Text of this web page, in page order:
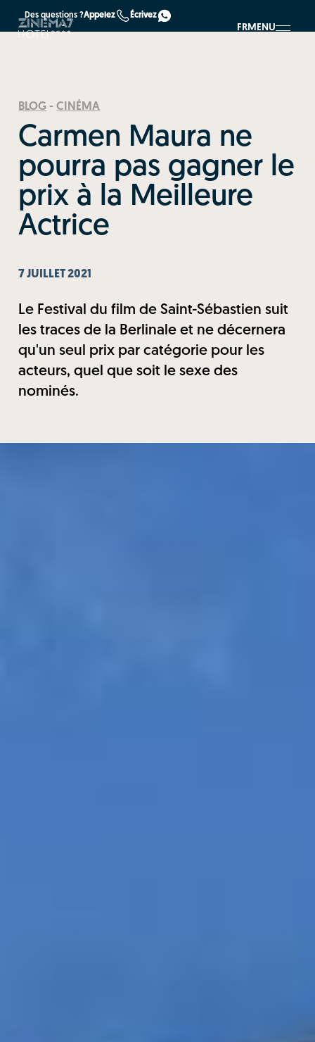
Des questions ?Appelez Écrivez
FRMENU
BLOG -CINÉMA
Carmen Maura ne
pourra pas gagner le
prix à la Meilleure
Actrice
7 JUILLET 2021
Le Festival du film de Saint-Sébastien suit
les traces de la Berlinale et ne décernera
qu'un seul prix par catégorie pour les
acteurs, quel que soit le sexe des
nominés.